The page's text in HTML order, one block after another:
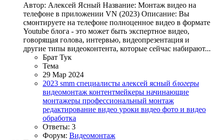
Автор: Алексей Ясный Название: Монтаж видео на
телефоне в приложении VN (2023) Описание: Вы
смонтируете на телефоне полноценное видео в формате
Youtube блога - это может быть экспертное видео,
говорящая голова, интервью, видеопрезентация и
другие типы видеоконтента, которые сейчас набирают...
Брат Тук
Тема
29 Мар 2024
2023 smm специалисты алексей ясный блогеры
видеомонтаж контентмейкеры начинающие
монтажеры профессиональный монтаж
редактирование видео уроки видео фото и видео
обработка
Ответы: 3
Форум: Видеомонтаж